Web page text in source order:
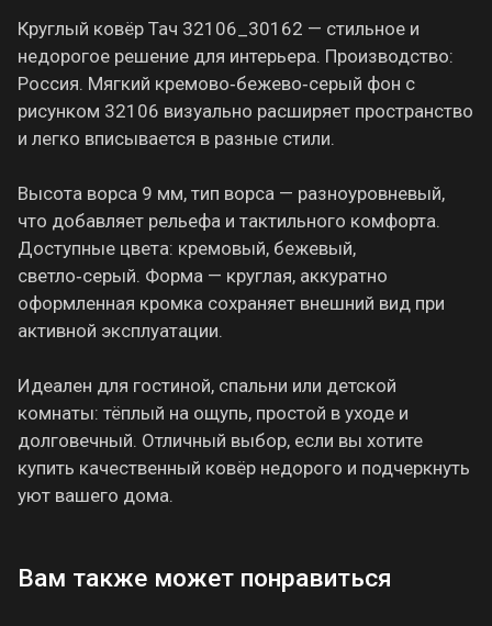
Круглый ковёр Тач 32106_30162 — стильное и
недорогое решение для интерьера. Производство:
Россия. Мягкий кремово‑бежево‑серый фон с
рисунком 32106 визуально расширяет пространство
и легко вписывается в разные стили.
Высота ворса 9 мм, тип ворса — разноуровневый,
что добавляет рельефа и тактильного комфорта.
Доступные цвета: кремовый, бежевый,
светло‑серый. Форма — круглая, аккуратно
оформленная кромка сохраняет внешний вид при
активной эксплуатации.
Идеален для гостиной, спальни или детской
комнаты: тёплый на ощупь, простой в уходе и
долговечный. Отличный выбор, если вы хотите
купить качественный ковёр недорого и подчеркнуть
уют вашего дома.
Вам также может понравиться